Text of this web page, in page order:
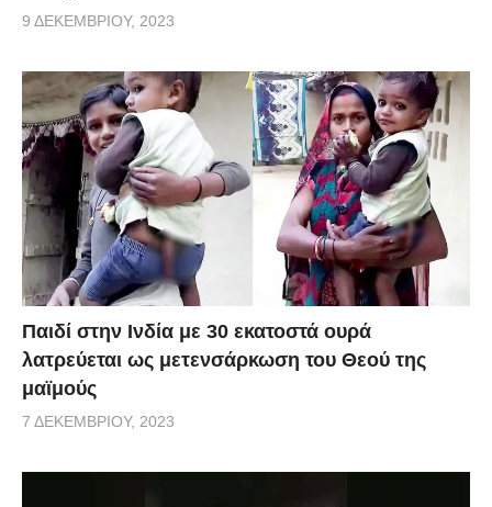
9 ΔΕΚΕΜΒΡΊΟΥ, 2023
Παιδί στην Ινδία με 30 εκατοστά ουρά
λατρεύεται ως μετενσάρκωση του Θεού της
μαϊμούς
7 ΔΕΚΕΜΒΡΊΟΥ, 2023